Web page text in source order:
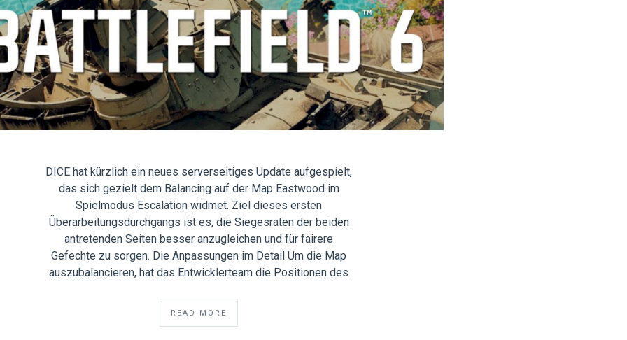
DICE hat kürzlich ein neues serverseitiges Update aufgespielt,
das sich gezielt dem Balancing auf der Map Eastwood im
Spielmodus Escalation widmet. Ziel dieses ersten
Überarbeitungsdurchgangs ist es, die Siegesraten der beiden
antretenden Seiten besser anzugleichen und für fairere
Gefechte zu sorgen. Die Anpassungen im Detail Um die Map
auszubalancieren, hat das Entwicklerteam die Positionen des
READ MORE